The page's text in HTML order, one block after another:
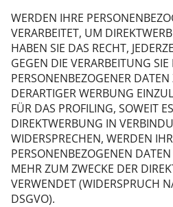
WERDEN IHRE
VERARBEITET, UM
HABEN SIE DAS RECHT,
GEGEN DIE VERARBEITUNG SIE
PERSONENBEZOGENER
DERARTIGER WERBUNG
FÜR DAS PROFILING, SOWEIT
DIREKTWERBUNG IN
WIDERSPRECHEN, WERDEN
PERSONENBEZOGENEN
MEHR ZUM ZWECKE DER
VERWENDET (WIDERSPRUCH
DSGVO).